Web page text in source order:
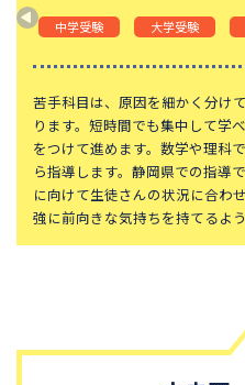
山手学院中学校
城北中学校
大宮開成中学校
品川女子学院中等部
大妻中学校
土佐中学校
江戸川学園取手中学校
大阪桐蔭中学校
中学受験 大学受験
苦手科目は、原因を細かく分け
ります。短時間でも集中して学
をつけて進めます。数学や理科
ら指導します。静岡県での指導
に向けて生徒さんの状況に合わ
強に前向きな気持ちを持てるよ